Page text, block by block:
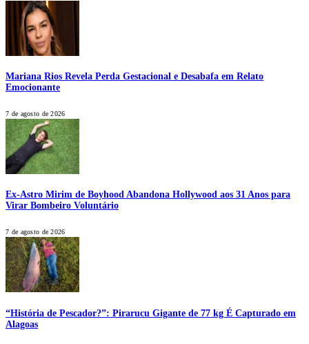
Mariana Rios Revela Perda Gestacional e Desabafa em Relato
Emocionante
7 de agosto de 2026
Ex-Astro Mirim de Boyhood Abandona Hollywood aos 31 Anos para
Virar Bombeiro Voluntário
7 de agosto de 2026
“História de Pescador?”: Pirarucu Gigante de 77 kg É Capturado em
Alagoas